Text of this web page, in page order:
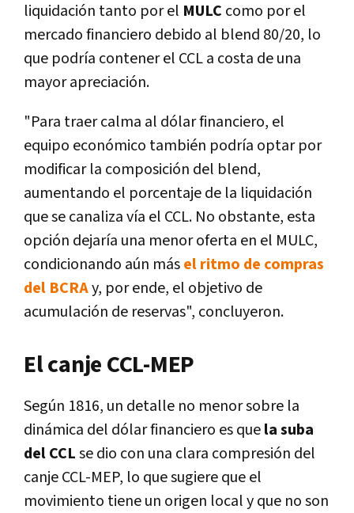
liquidación tanto por el MULC como por el
mercado financiero debido al blend 80/20, lo
que podría contener el CCL a costa de una
mayor apreciación.
"Para traer calma al dólar financiero, el
equipo económico también podría optar por
modificar la composición del blend,
aumentando el porcentaje de la liquidación
que se canaliza vía el CCL. No obstante, esta
opción dejaría una menor oferta en el MULC,
condicionando aún másel ritmo de compras
del BCRAy, por ende, el objetivo de
acumulación de reservas", concluyeron.
El canje CCL-MEP
Según 1816, un detalle no menor sobre la
dinámica del dólar financiero es quela suba
del CCLse dio con una clara compresión del
canje CCL-MEP, lo que sugiere que el
movimiento tiene un origen local y que no son